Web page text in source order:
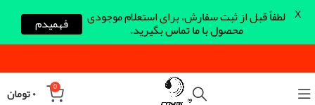
0 ۰تومان
لطفاً قبل از ثبت سفارش، برای استعلام موجودی
محصول با ما تماس بگیرید. فهمیدم X